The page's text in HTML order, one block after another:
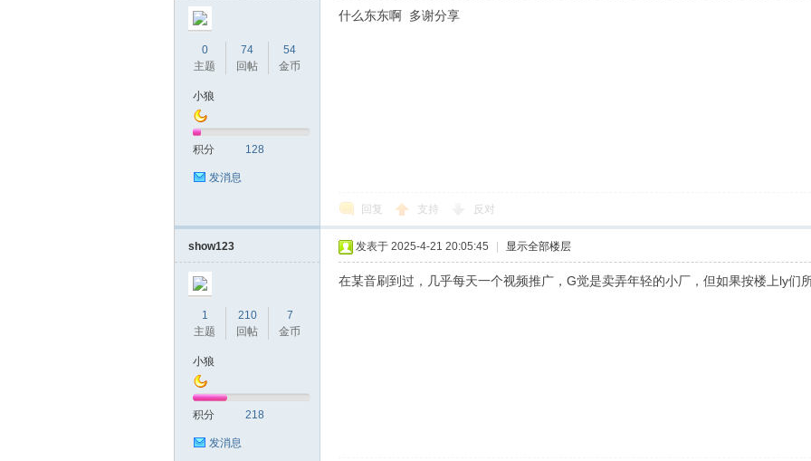
0
主题
74
回帖
54
金币
小狼
积分 128
发消息
什么东东啊 多谢分享
回复 支持 反对
show123
1
主题
210
回帖
7
金币
小狼
积分 218
发消息
发表于 2025-4-21 20:05:45 显示全部楼层
在某音刷到过，几乎每天一个视频推广，G觉是卖弄年轻的小厂，但如果按楼上ly们